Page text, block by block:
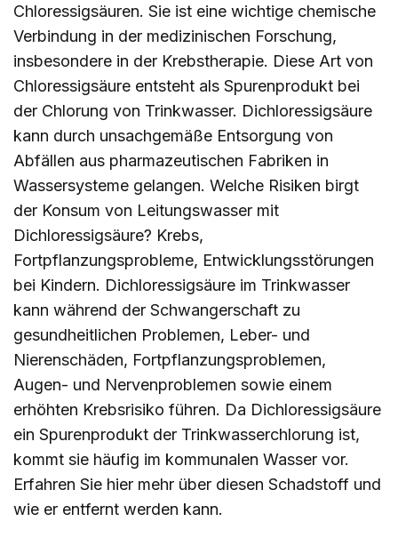
Chloressigsäuren. Sie ist eine wichtige chemische
Verbindung in der medizinischen Forschung,
insbesondere in der Krebstherapie. Diese Art von
Chloressigsäure entsteht als Spurenprodukt bei
der Chlorung von Trinkwasser. Dichloressigsäure
kann durch unsachgemäße Entsorgung von
Abfällen aus pharmazeutischen Fabriken in
Wassersysteme gelangen. Welche Risiken birgt
der Konsum von Leitungswasser mit
Dichloressigsäure? Krebs,
Fortpflanzungsprobleme, Entwicklungsstörungen
bei Kindern. Dichloressigsäure im Trinkwasser
kann während der Schwangerschaft zu
gesundheitlichen Problemen, Leber- und
Nierenschäden, Fortpflanzungsproblemen,
Augen- und Nervenproblemen sowie einem
erhöhten Krebsrisiko führen. Da Dichloressigsäure
ein Spurenprodukt der Trinkwasserchlorung ist,
kommt sie häufig im kommunalen Wasser vor.
Erfahren Sie hier mehr über diesen Schadstoff und
wie er entfernt werden kann.